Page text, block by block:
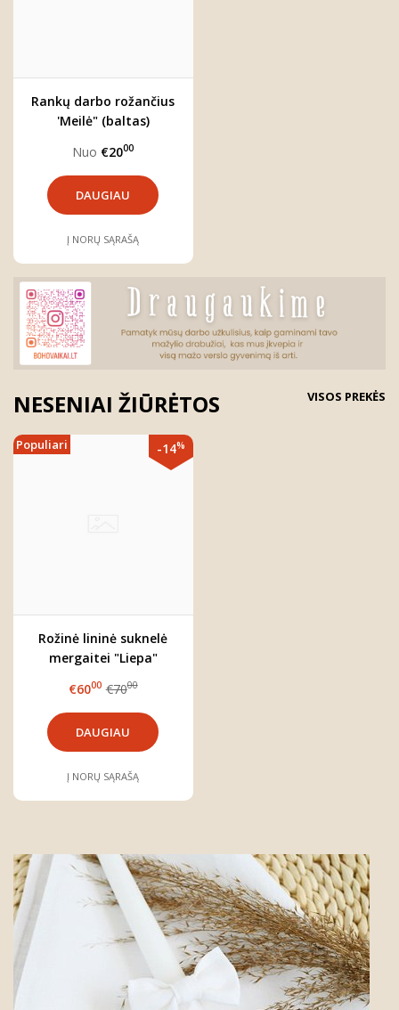
Rankų darbo rožančius
'Meilė" (baltas)
Nuo €2000
DAUGIAU
Į NORŲ SĄRAŠĄ
NESENIAI ŽIŪRĖTOS VISOS PREKĖS
Populiari -14%
Rožinė lininė suknelė
mergaitei "Liepa"
€6000 €7000
DAUGIAU
Į NORŲ SĄRAŠĄ